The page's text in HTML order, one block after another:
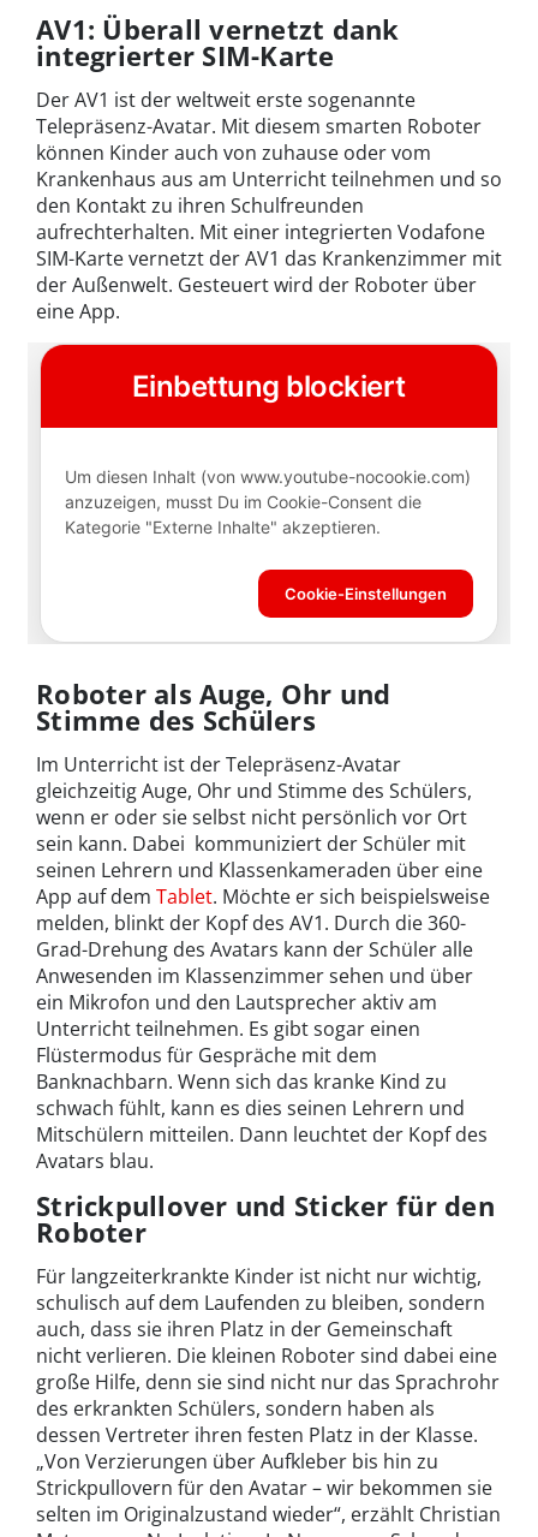
AV1: Überall vernetzt dank
integrierter SIM-Karte
Der AV1 ist der weltweit erste sogenannte
Telepräsenz-Avatar. Mit diesem smarten Roboter
können Kinder auch von zuhause oder vom
Krankenhaus aus am Unterricht teilnehmen und so
den Kontakt zu ihren Schulfreunden
aufrechterhalten. Mit einer integrierten Vodafone
SIM-Karte vernetzt der AV1 das Krankenzimmer mit
der Außenwelt. Gesteuert wird der Roboter über
eine App.
Roboter als Auge, Ohr und
Stimme des Schülers
Im Unterricht ist der Telepräsenz-Avatar
gleichzeitig Auge, Ohr und Stimme des Schülers,
wenn er oder sie selbst nicht persönlich vor Ort
sein kann. Dabei kommuniziert der Schüler mit
seinen Lehrern und Klassenkameraden über eine
App auf dem Tablet. Möchte er sich beispielsweise
melden, blinkt der Kopf des AV1. Durch die 360-
Grad-Drehung des Avatars kann der Schüler alle
Anwesenden im Klassenzimmer sehen und über
ein Mikrofon und den Lautsprecher aktiv am
Unterricht teilnehmen. Es gibt sogar einen
Flüstermodus für Gespräche mit dem
Banknachbarn. Wenn sich das kranke Kind zu
schwach fühlt, kann es dies seinen Lehrern und
Mitschülern mitteilen. Dann leuchtet der Kopf des
Avatars blau.
Strickpullover und Sticker für den
Roboter
Für langzeiterkrankte Kinder ist nicht nur wichtig,
schulisch auf dem Laufenden zu bleiben, sondern
auch, dass sie ihren Platz in der Gemeinschaft
nicht verlieren. Die kleinen Roboter sind dabei eine
große Hilfe, denn sie sind nicht nur das Sprachrohr
des erkrankten Schülers, sondern haben als
dessen Vertreter ihren festen Platz in der Klasse.
„Von Verzierungen über Aufkleber bis hin zu
Strickpullovern für den Avatar – wir bekommen sie
selten im Originalzustand wieder“, erzählt Christian